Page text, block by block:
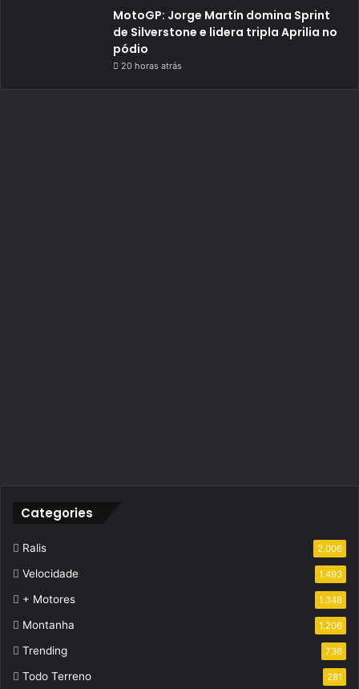
MotoGP: Jorge Martín domina Sprint
de Silverstone e lidera tripla Aprilia no
pódio
20 horas atrás
Categories
Ralis 2.006
Velocidade 1.493
+ Motores 1.348
Montanha 1.206
Trending 736
Todo Terreno 281